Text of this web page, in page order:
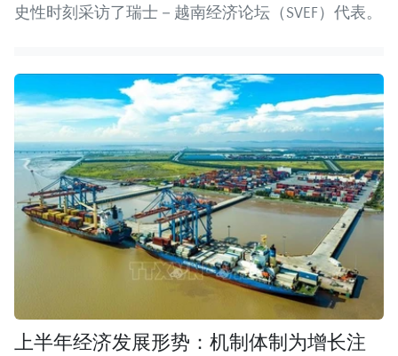
史性时刻采访了瑞士－越南经济论坛（SVEF）代表。
上半年经济发展形势：机制体制为增长注